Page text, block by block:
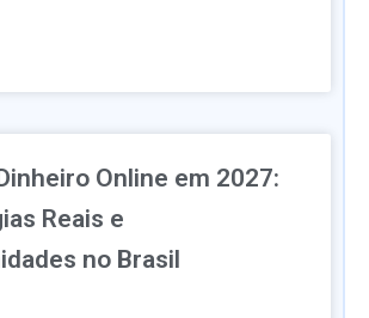
Online em 2027:
Reais e
no Brasil